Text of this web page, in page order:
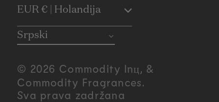
C
o
u
n
EUR € | Holandija
Srpski
© 2026 Commodity Inц, &
Commodity Fragrances.
Sva prava zadržana